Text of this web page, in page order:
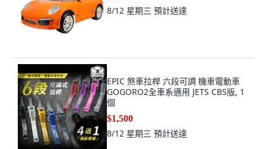
8/12 星期三 預計送達
EPIC 煞車拉桿 六段可調 機車電動車
GOGORO2全車系適用 JETS CBS版, 1
個
$1,500
8/12 星期三 預計送達